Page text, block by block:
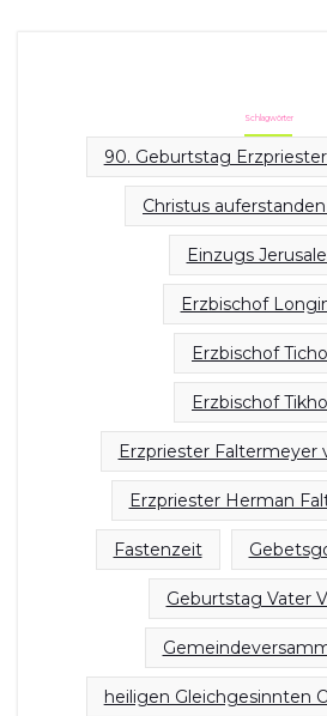
Schlagwörter
90. Geburtstag
Christus
Einzugs
Erzbischof
Erzbischof
Erzbischof
Erzpriester Faltermeyer
Erzpriester Herman
Fastenzeit
Geburtstag Vater
heiligen Gleichgesinnten